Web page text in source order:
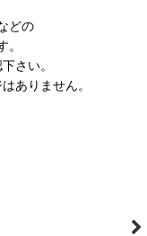
どの
さい。
ありません。